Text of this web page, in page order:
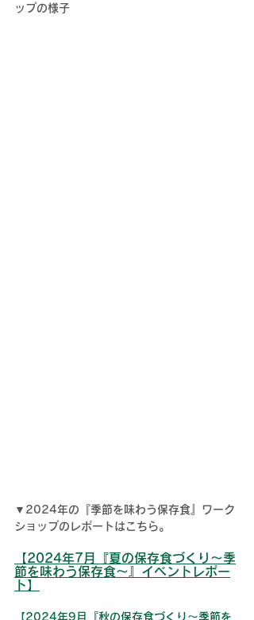
ップの様子
▼2024年の『季節を味わう保存食』ワーク
ショップのレポートはこちら。
【2024年7月『夏の保存食づくり～季
節を味わう保存食～』イベントレポー
ト】
【2024年9月『秋の保存食づくり～季節を